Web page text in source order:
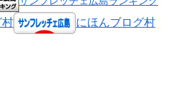
村 にほんブログ村